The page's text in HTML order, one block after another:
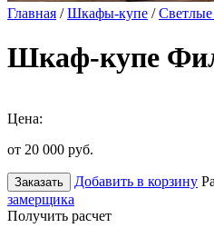
Главная /Шкафы-купе /
Шкаф-купе
Цена:
от 20 000 руб.
Заказать Добавить в корзину
замерщика
Получить расчет